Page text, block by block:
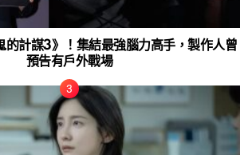
的計謀3》！集結最強腦力高手，製作人曾
預告有戶外戰場